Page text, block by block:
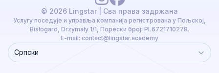
© 2026 Lingstar | Сва права задржана
Услугу поседује и управља компанија регистрована у Пољској,
Białogard, Drzymały 1/1, Порески број: PL6721710278.
E-mail: contact@lingstar.academy
Language
Српски